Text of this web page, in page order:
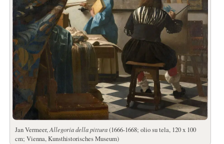
Jan Vermeer,Allegoria della pittura(1666-1668; olio su tela, 120 x 100
cm; Vienna, Kunsthistorisches Museum)